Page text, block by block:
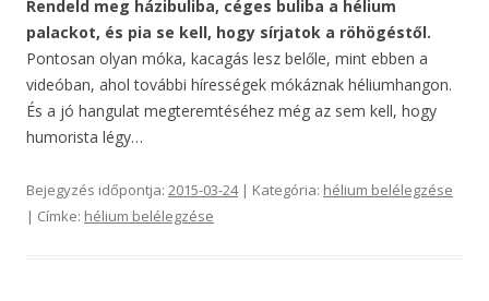
Rendeld meg házibuliba, céges buliba a hélium
palackot, és pia se kell, hogy sírjatok a röhögéstől.
Pontosan olyan móka, kacagás lesz belőle, mint ebben a
videóban, ahol további hírességek mókáznak héliumhangon.
És a jó hangulat megteremtéséhez még az sem kell, hogy
humorista légy…
Bejegyzés időpontja: 2015-03-24| Kategória: hélium belélegzése
| Címke: hélium belélegzése